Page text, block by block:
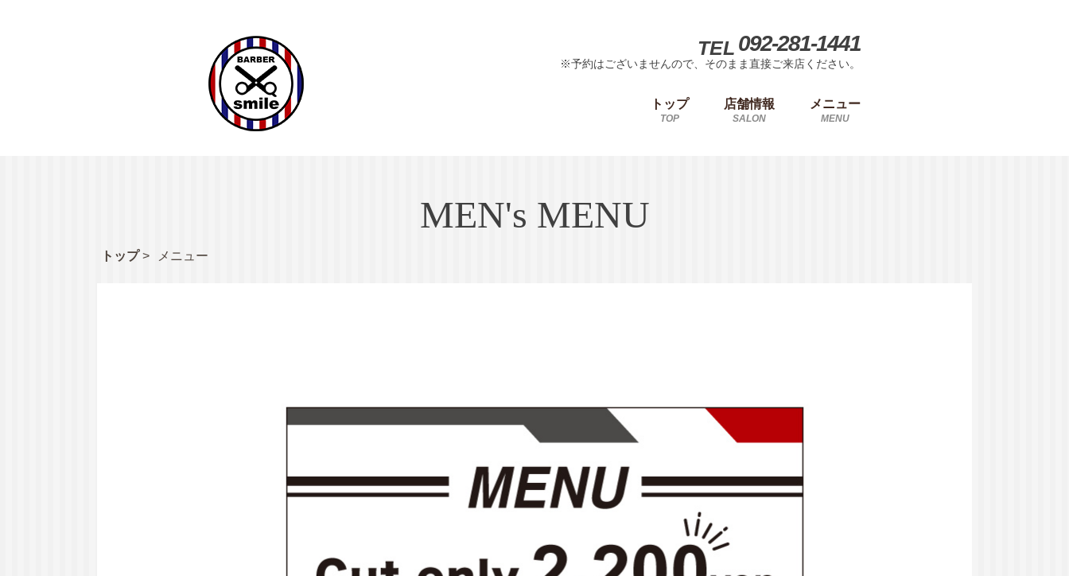
TEL 092-281-1441
※予約はございませんので、そのまま直接ご来店ください。
トップ
TOP
店舗情報
SALON
メニュー
MENU
MEN's MENU
トップ メニュー